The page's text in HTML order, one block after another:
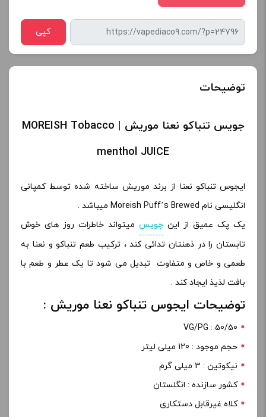
کپی
توضیحات
جویس تنباکو نعنا موریش | MOREISH Tobacco
menthol JUICE
ایجوس تنباکو نعنا از برند موریش ساخته شده توسط کمپانی
انگلیسی نام Moreish Puff’s Brewed میباشد .
یک پک عمیق از این جویس میتواند خاطرات روز های خوش
تابستان را در ذهنتان تدائی کند ، ترکیب طعم تنباکو و نعنا به
طعمی و خاص و متفاوت تبدیل می شود تا یک عطر و طعم با
بافت لذیذ ایجاد کند .
توضیحات ایجوس تنباکو نعنا موریش :
VG/PG : 50/50
حجم موجود : 120 میلی لیتر
نیکوتین : 3 میلی گرم
کشور سازنده : انگلستان
کلاه غیرقابل دستکاری